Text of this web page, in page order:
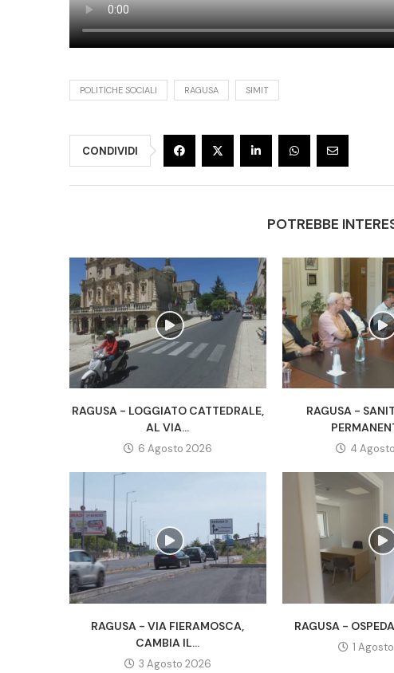
POLITICHE SOCIALI RAGUSA SIMIT
CONDIVIDI
POTREBBE
RAGUSA - LOGGIATO CATTEDRALE,
AL VIA...
6 Agosto 2026
RAGUSA -
4
RAGUSA - VIA FIERAMOSCA,
CAMBIA IL...
3 Agosto 2026
RAGUSA -
1